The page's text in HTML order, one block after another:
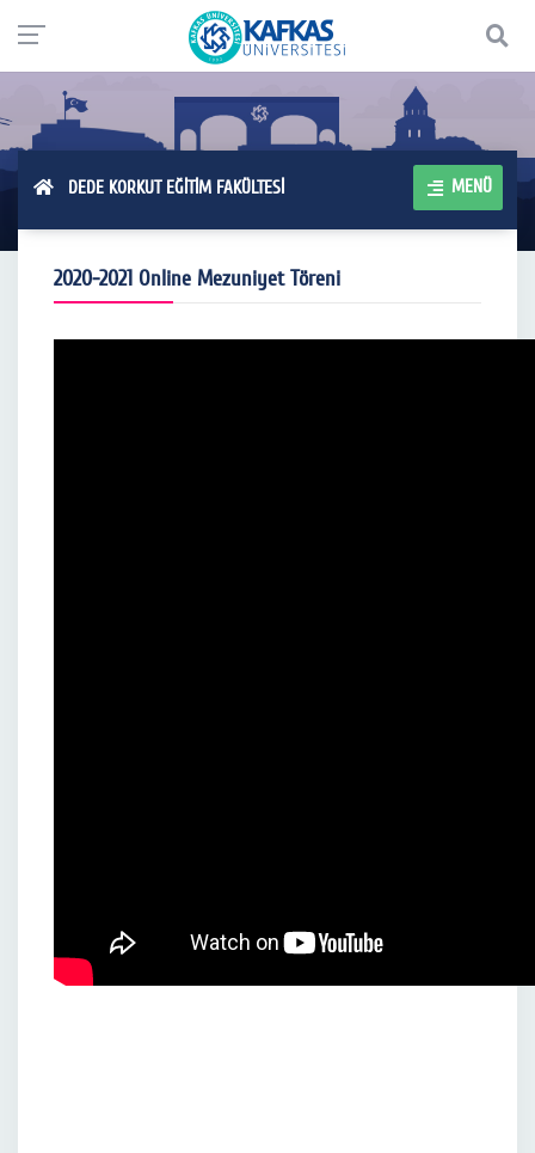
DEDE KORKUT EĞİTİM FAKÜLTESİ MENÜ
2020-2021 Online Mezuniyet Töreni